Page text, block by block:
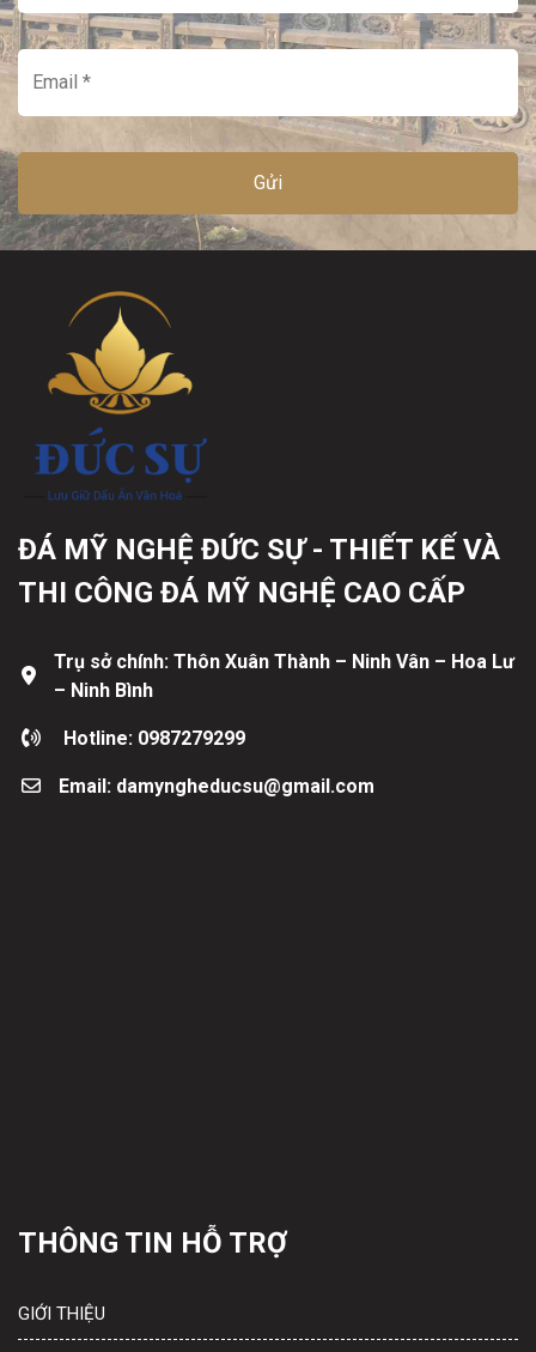
ĐÁ MỸ NGHỆ ĐỨC SỰ - THIẾT KẾ VÀ
THI CÔNG ĐÁ MỸ NGHỆ CAO CẤP
Trụ sở chính: Thôn Xuân Thành – Ninh Vân – Hoa Lư
– Ninh Bình
Hotline: 0987279299
Email: damyngheducsu@gmail.com
THÔNG TIN HỖ TRỢ
GIỚI THIỆU